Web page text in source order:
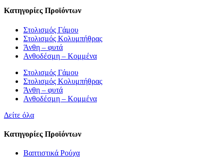
Κατηγορίες Προϊόντων
Στολισμός Γάμου
Στολισμός Κολυμπήθρας
Άνθη – φυτά
Ανθοδέσμη – Κομμένα
Στολισμός Γάμου
Στολισμός Κολυμπήθρας
Άνθη – φυτά
Ανθοδέσμη – Κομμένα
Δείτε όλα
Κατηγορίες Προϊόντων
Βαπτιστικά Ρούχα